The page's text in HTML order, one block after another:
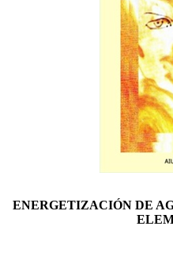
ENERGETIZACIÓN DE